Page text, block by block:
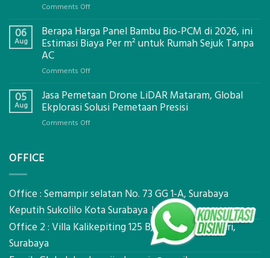
Comments Offon
Pemasangan
Bowplank
Ukur
Presisi
untuk
06
Aug
Berapa Harga Panel Bambu Bio-PCM di 2026, ini
Estimasi Biaya Per m² untuk Rumah Sejuk Tanpa
AC
Comments Offon
Harga
Panel
Biaya
Per
untuk
Sejuk
05
Aug
Jasa Pemetaan Drone LiDAR Mataram, Global
Ekplorasi Solusi Pemetaan Presisi
Comments Offon
Global
Solusi
Pemetaan
OFFICE
Office : Semampir selatan No. 73 GG 1-A, Surabaya
Keputih Sukolilo Kota Surabaya Jawa Timur.
Office 2 : Villa Kalikepiting 125 B, RW.3, Tambaksari,
Surabaya